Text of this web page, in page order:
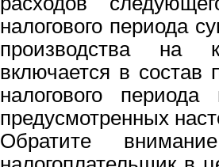
налогового периода
производства на
включается в состав
налогового
предусмотренных
Обратите